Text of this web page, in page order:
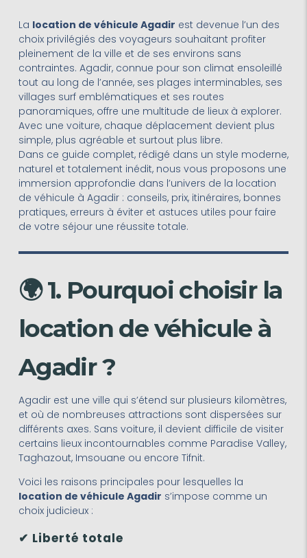
La location de véhicule Agadir est devenue l’un des
choix privilégiés des voyageurs souhaitant profiter
pleinement de la ville et de ses environs sans
contraintes. Agadir, connue pour son climat ensoleillé
tout au long de l’année, ses plages interminables, ses
villages surf emblématiques et ses routes
panoramiques, offre une multitude de lieux à explorer.
Avec une voiture, chaque déplacement devient plus
simple, plus agréable et surtout plus libre.
Dans ce guide complet, rédigé dans un style moderne,
naturel et totalement inédit, nous vous proposons une
immersion approfondie dans l’univers de la location
de véhicule à Agadir : conseils, prix, itinéraires, bonnes
pratiques, erreurs à éviter et astuces utiles pour faire
de votre séjour une réussite totale.
🌍 1. Pourquoi choisir la
location de véhicule à
Agadir ?
Agadir est une ville qui s’étend sur plusieurs kilomètres,
et où de nombreuses attractions sont dispersées sur
différents axes. Sans voiture, il devient difficile de visiter
certains lieux incontournables comme Paradise Valley,
Taghazout, Imsouane ou encore Tifnit.
Voici les raisons principales pour lesquelles la
location de véhicule Agadir s’impose comme un
choix judicieux :
✔ Liberté totale